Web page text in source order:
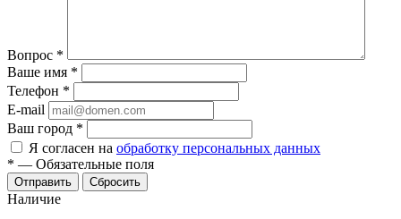
Вопрос *
Ваше имя *
Телефон *
E-mail
Ваш город *
Я согласен на обработку персональных данных
* — Обязательные поля
Сбросить
Наличие